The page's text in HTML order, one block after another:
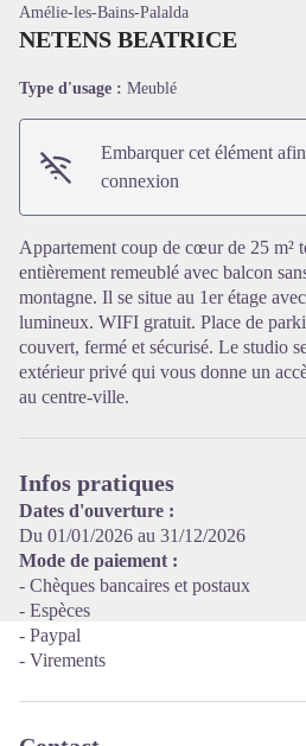
Voir
Amélie-les-Bains-Palalda
NETENS BEATRICE
Type d'usage : Meublé
Embarquer cet élément
connexion
Appartement coup de cœur de 25 m²
entièrement remeublé avec balcon
montagne. Il se situe au 1er étage
lumineux. WIFI gratuit. Place de
couvert, fermé et sécurisé. Le studio
extérieur privé qui vous donne un
au centre-ville.
Infos pratiques
Dates d'ouverture :
Du 01/01/2026 au 31/12/2026
Mode de paiement :
- Chèques bancaires et postaux
- Espèces
- Paypal
- Virements